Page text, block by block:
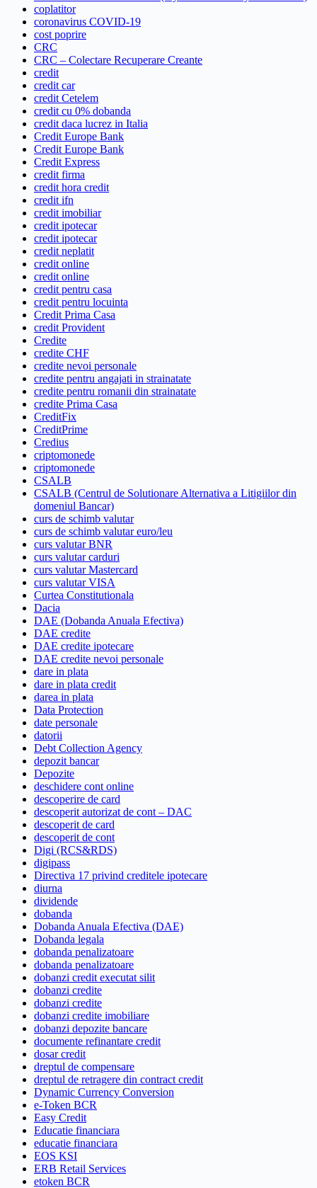
coplatitor
coronavirus COVID-19
cost poprire
CRC
CRC – Colectare Recuperare Creante
credit
credit car
credit Cetelem
credit cu 0% dobanda
credit daca lucrez in Italia
Credit Europe Bank
Credit Europe Bank
Credit Express
credit firma
credit hora credit
credit ifn
credit imobiliar
credit ipotecar
credit ipotecar
credit neplatit
credit online
credit online
credit pentru casa
credit pentru locuinta
Credit Prima Casa
credit Provident
Credite
credite CHF
credite nevoi personale
credite pentru angajati in strainatate
credite pentru romanii din strainatate
credite Prima Casa
CreditFix
CreditPrime
Credius
criptomonede
criptomonede
CSALB
CSALB (Centrul de Solutionare Alternativa a Litigiilor din
domeniul Bancar)
curs de schimb valutar
curs de schimb valutar euro/leu
curs valutar BNR
curs valutar carduri
curs valutar Mastercard
curs valutar VISA
Curtea Constitutionala
Dacia
DAE (Dobanda Anuala Efectiva)
DAE credite
DAE credite ipotecare
DAE credite nevoi personale
dare in plata
dare in plata credit
darea in plata
Data Protection
date personale
datorii
Debt Collection Agency
depozit bancar
Depozite
deschidere cont online
descoperire de card
descoperit autorizat de cont – DAC
descoperit de card
descoperit de cont
Digi (RCS&RDS)
digipass
Directiva 17 privind creditele ipotecare
diurna
dividende
dobanda
Dobanda Anuala Efectiva (DAE)
Dobanda legala
dobanda penalizatoare
dobanda penalizatoare
dobanzi credit executat silit
dobanzi credite
dobanzi credite
dobanzi credite imobiliare
dobanzi depozite bancare
documente refinantare credit
dosar credit
dreptul de compensare
dreptul de retragere din contract credit
Dynamic Currency Conversion
e-Token BCR
Easy Credit
Educatie financiara
educatie financiara
EOS KSI
ERB Retail Services
etoken BCR